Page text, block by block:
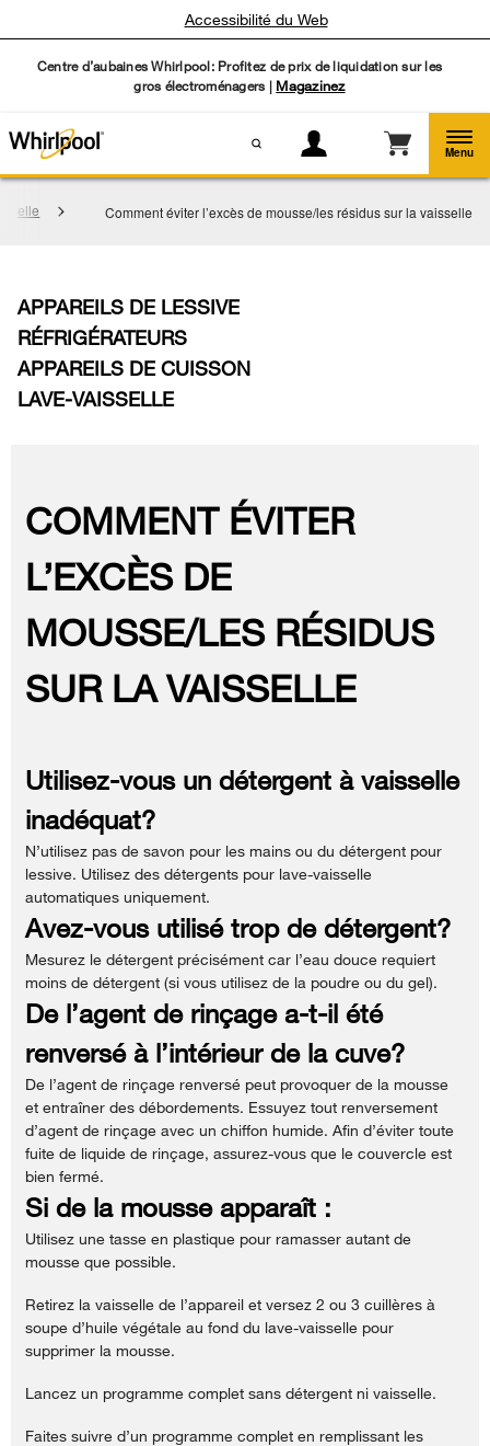
Centre d’aubaines Whirlpool: Profitez de prix de liquidation sur les
gros électroménagers | Magazinez
Accessibilité du Web
Menu
Comment éviter l’excès de mousse/les résidus sur la vaisselle
APPAREILS DE LESSIVE
RÉFRIGÉRATEURS
APPAREILS DE CUISSON
LAVE-VAISSELLE
COMMENT ÉVITER
L’EXCÈS DE
MOUSSE/LES RÉSIDUS
SUR LA VAISSELLE
Utilisez-vous un détergent à vaisselle
inadéquat?
N’utilisez pas de savon pour les mains ou du détergent pour
lessive. Utilisez des détergents pour lave-vaisselle
automatiques uniquement.
Avez-vous utilisé trop de détergent?
Mesurez le détergent précisément car l’eau douce requiert
moins de détergent (si vous utilisez de la poudre ou du gel).
De l’agent de rinçage a-t-il été
renversé à l’intérieur de la cuve?
De l’agent de rinçage renversé peut provoquer de la mousse
et entraîner des débordements. Essuyez tout renversement
d’agent de rinçage avec un chiffon humide. Afin d’éviter toute
fuite de liquide de rinçage, assurez-vous que le couvercle est
bien fermé.
Si de la mousse apparaît :
Utilisez une tasse en plastique pour ramasser autant de
mousse que possible.
Retirez la vaisselle de l’appareil et versez 2 ou 3 cuillères à
soupe d’huile végétale au fond du lave-vaisselle pour
supprimer la mousse.
Lancez un programme complet sans détergent ni vaisselle.
Faites suivre d’un programme complet en remplissant les